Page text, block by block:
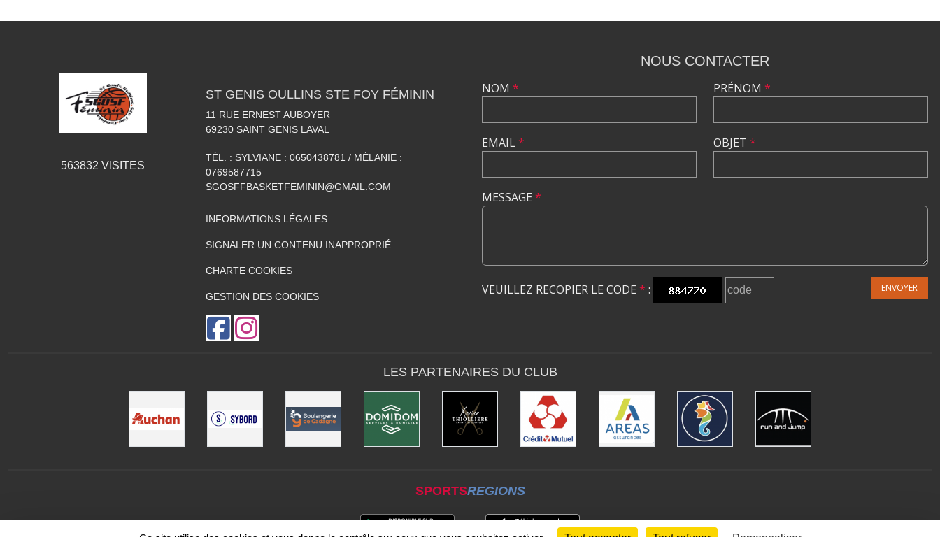
563832 VISITES
ST GENIS OULLINS STE FOY FÉMININ
11 RUE ERNEST AUBOYER
69230 SAINT GENIS LAVAL
TÉL. : SYLVIANE : 0650438781 / MÉLANIE :
0769587715
SGOSFFBASKETFEMININ@GMAIL.COM
INFORMATIONS LÉGALES
SIGNALER UN CONTENU INAPPROPRIÉ
CHARTE COOKIES
GESTION DES COOKIES
NOUS CONTACTER
NOM *
EMAIL*
PRÉNOM *
OBJET *
MESSAGE *
VEUILLEZ RECOPIER LE CODE * : ENVOYER
LES PARTENAIRES DU CLUB
SPORTSREGIONS